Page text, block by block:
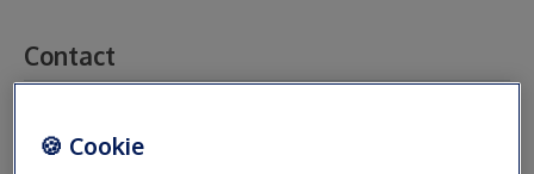
Contact
🍪 Cookie